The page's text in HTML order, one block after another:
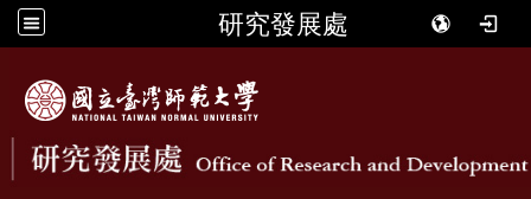
研究發展處